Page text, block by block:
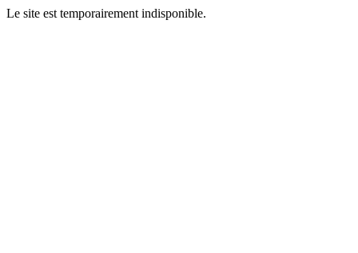
Le site est temporairement indisponible.